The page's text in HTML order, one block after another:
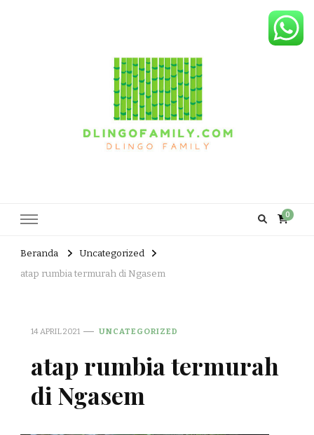
0
Beranda
Uncategorized
atap rumbia termurah di Ngasem
14 APRIL 2021 UNCATEGORIZED
atap rumbia termurah
di Ngasem